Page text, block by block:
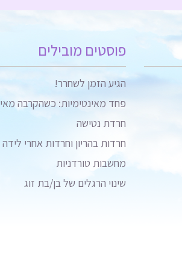
פוסטים מובילים
הגיע הזמן לשחרר!
פחד מאינטימיות: כשהקרבה
חרדת נטישה
חרדות בהריון וחרדות אחרי לידה
מחשבות טורדניות
שינוי הרגלים של בן/בת זוג